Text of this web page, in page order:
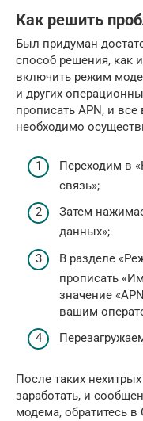
Как решить
Был придуман
способ решения, как
включить режим
и других
прописать APN, и
необходимо
Переходим в
связь»;
Затем
данных»;
В разделе
прописать
значение
вашим
После таких
заработать, и
модема, обратитесь в